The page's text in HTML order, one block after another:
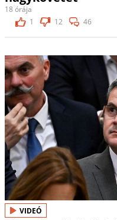
18 órája
1
12 46
VIDEÓ